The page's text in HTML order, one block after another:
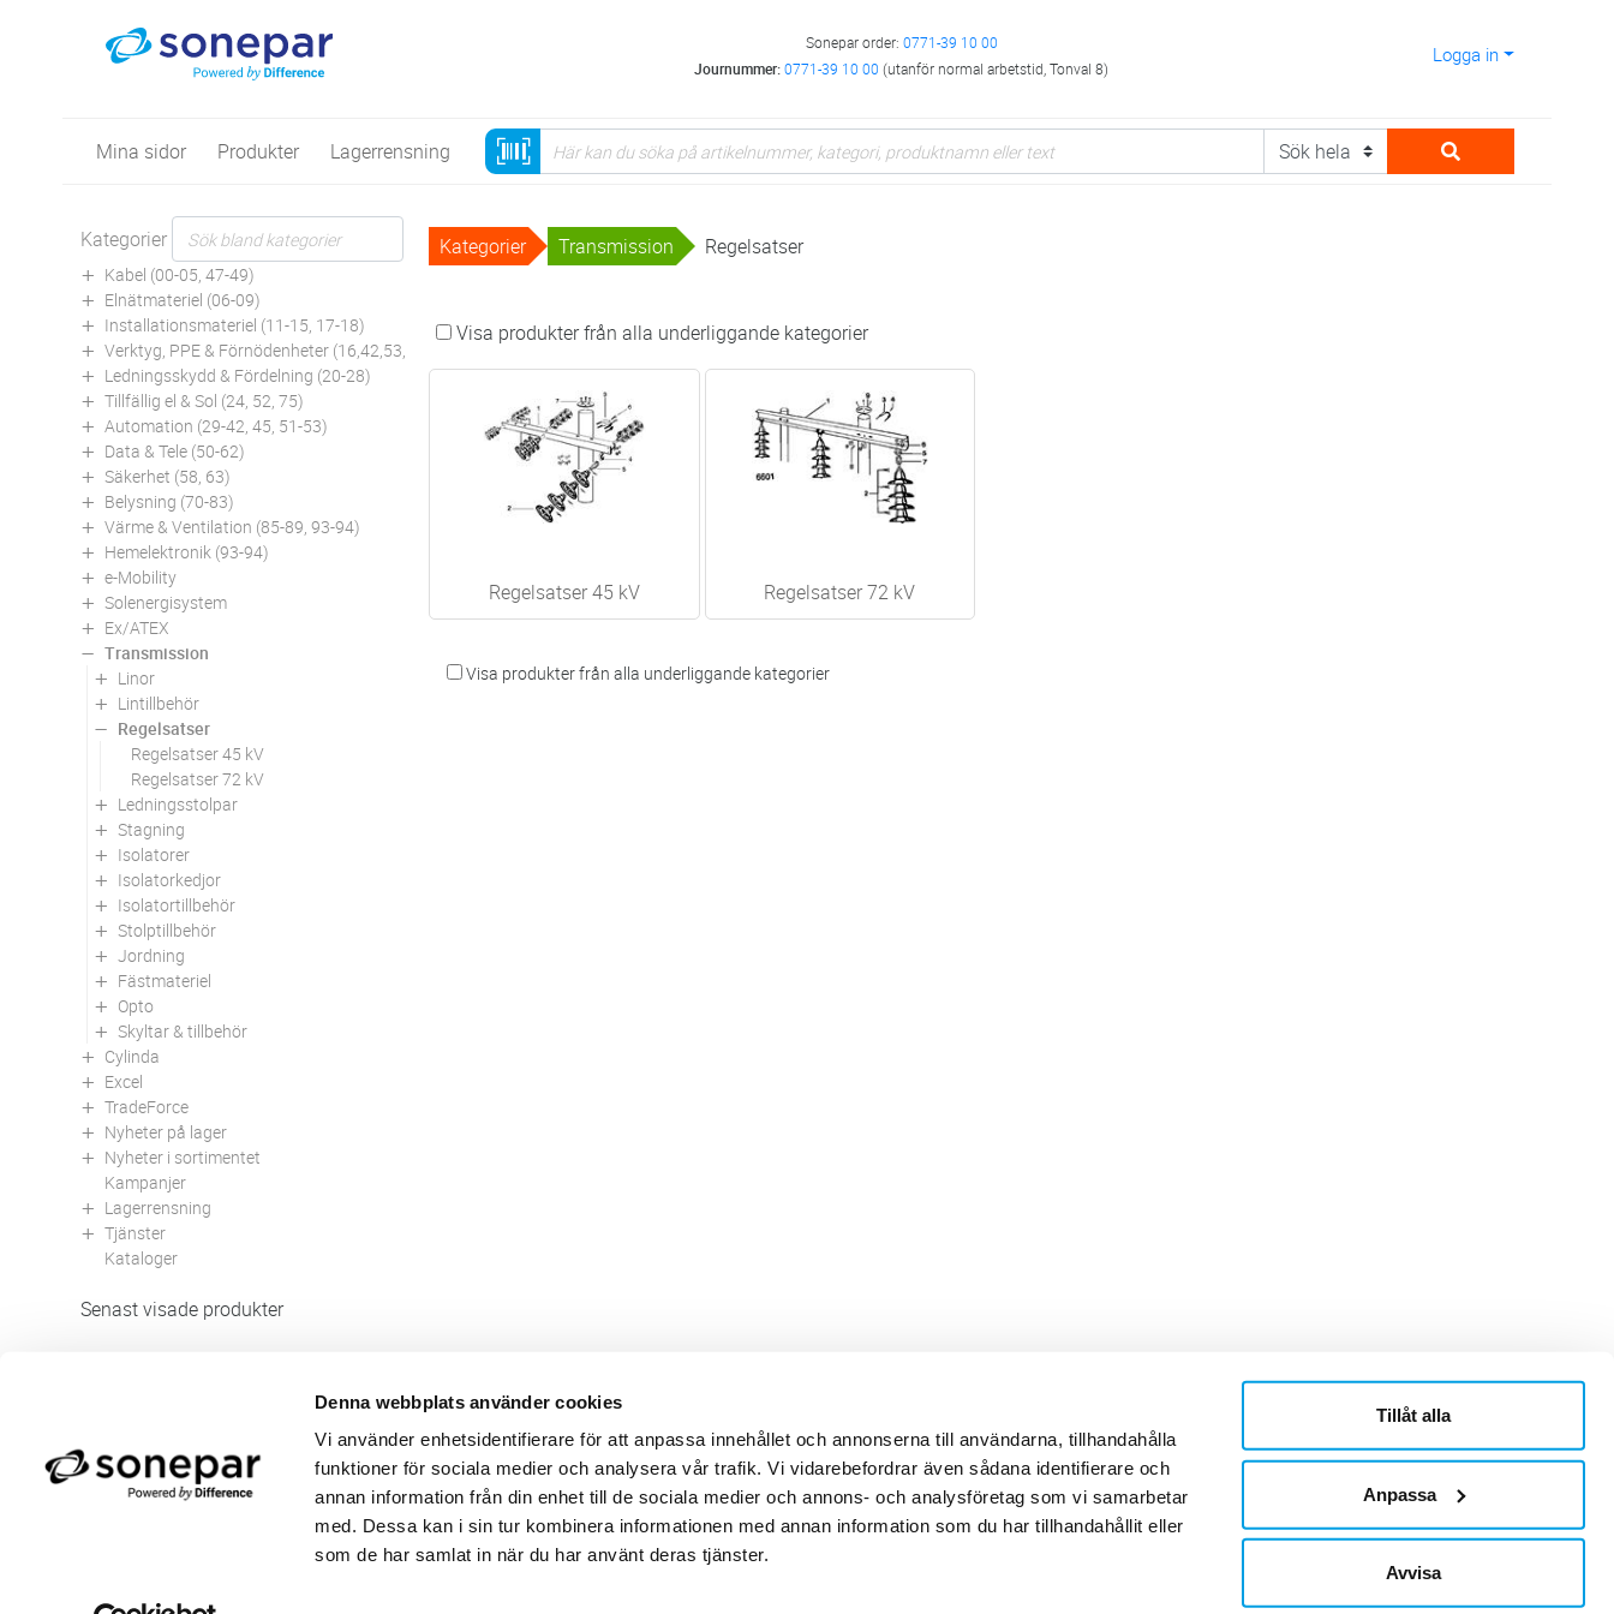
Denna webbplats använder cookies
Vi använder enhetsidentifierare för att anpassa innehållet och annonserna till användarna, tillhandahålla
funktioner för sociala medier och analysera vår trafik. Vi vidarebefordrar även sådana identifierare och
annan information från din enhet till de sociala medier och annons- och analysföretag som vi samarbetar
med. Dessa kan i sin tur kombinera informationen med annan information som du har tillhandahållit eller
som de har samlat in när du har använt deras tjänster.
Tillåt alla
Anpassa
Avvisa
Sonepar order: 0771-39 10 00
Journummer:0771-39 10 00 (utanför normal arbetstid, Tonval 8)
Logga in
Mina sidor Produkter Lagerrensning
Kategorier
Kabel (00-05, 47-49)
Elnätmateriel (06-09)
Installationsmateriel (11-15, 17-18)
Verktyg, PPE & Förnödenheter (16,42,53,94)
Ledningsskydd & Fördelning (20-28)
Tillfällig el & Sol (24, 52, 75)
Automation (29-42, 45, 51-53)
Data & Tele (50-62)
Säkerhet (58, 63)
Belysning (70-83)
Värme & Ventilation (85-89, 93-94)
Hemelektronik (93-94)
e-Mobility
Solenergisystem
Ex/ATEX
Transmission
Linor
Lintillbehör
Regelsatser
Regelsatser 45 kV
Regelsatser 72 kV
Ledningsstolpar
Stagning
Isolatorer
Isolatorkedjor
Isolatortillbehör
Stolptillbehör
Jordning
Fästmateriel
Opto
Skyltar & tillbehör
Cylinda
Excel
TradeForce
Nyheter på lager
Nyheter i sortimentet
Kampanjer
Lagerrensning
Tjänster
Kataloger
Senast visade produkter
Kategorier Transmission Regelsatser
Visa produkter från alla underliggande kategorier
Regelsatser 45 kV Regelsatser 72 kV
Visa produkter från alla underliggande kategorier
Felanmälan
Returer
Beställa PDF fakturor
Användarvillkor
Integritetspolicy
Öppettider
Ny kund/användare
Våra varumärken
Leverans- och betalningsvillkor
Elektronisk kommunikation
Produktväljare
Om Sonepar
Historik
Kontaktblad
Ledningsgrupp
Jobb & Karriär